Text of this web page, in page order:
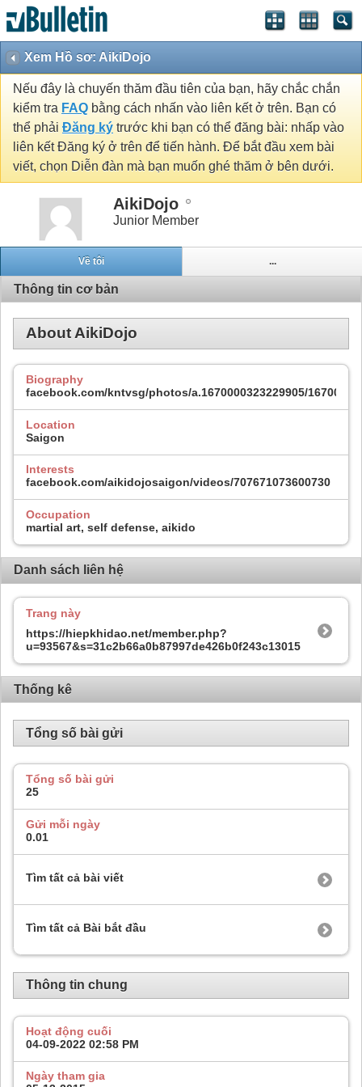
Xem Hồ sơ: AikiDojo
Nếu đây là chuyến thăm đầu tiên của bạn, hãy chắc chắn
kiểm tra FAQ bằng cách nhấn vào liên kết ở trên. Bạn có
thể phải Đăng ký trước khi bạn có thể đăng bài: nhấp vào
liên kết Đăng ký ở trên để tiến hành. Để bắt đầu xem bài
viết, chọn Diễn đàn mà bạn muốn ghé thăm ở bên dưới.
AikiDojo
Junior Member
Về tôi ...
Thông tin cơ bản
About AikiDojo
Biography
facebook.com/kntvsg/photos/a.1670000323229905/
Location
Saigon
Interests
facebook.com/aikidojosaigon/videos/707671073600730
Occupation
martial art, self defense, aikido
Danh sách liên hệ
Trang này
https://hiepkhidao.net/member.php?
u=93567&s=31c2b66a0b87997de426b0f243c13015
Thống kê
Tổng số bài gửi
Tổng số bài gửi
25
Gửi mỗi ngày
0.01
Tìm tất cả bài viết
Tìm tất cả Bài bắt đầu
Thông tin chung
Hoạt động cuối
04-09-2022 02:58 PM
Ngày tham gia